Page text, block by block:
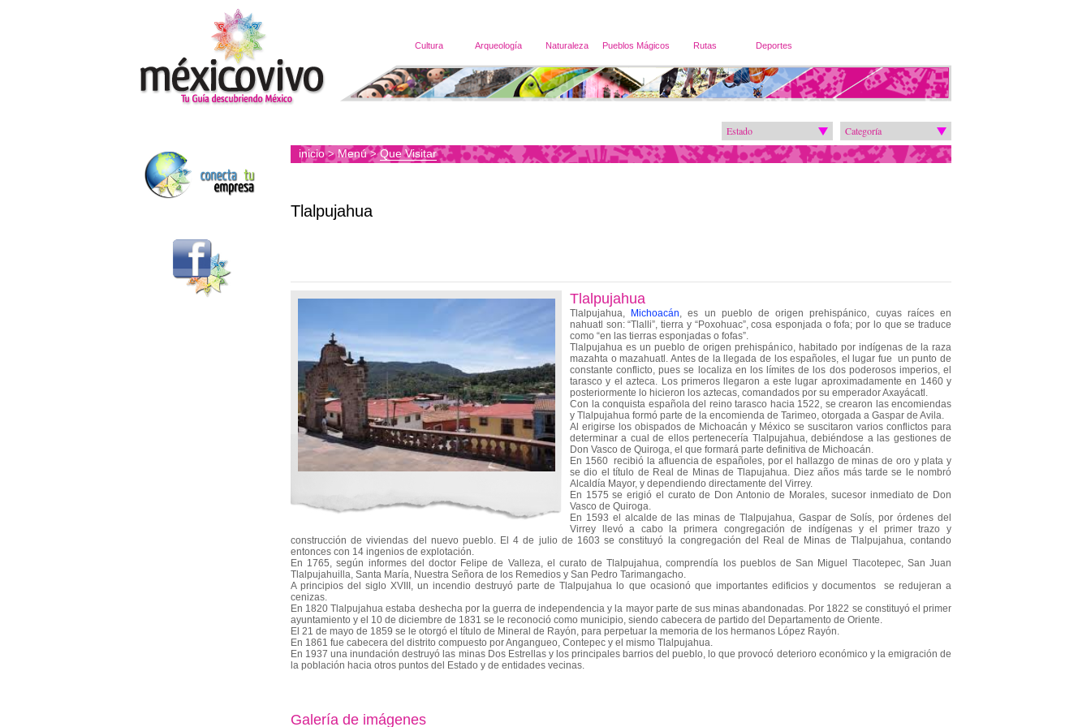
Cultura Arqueología Naturaleza Pueblos Mágicos Rutas Deportes
Estado
Categoría
inicio>Menú>Que Visitar
Tlalpujahua
Tlalpujahua
Tlalpujahua, Michoacán, es un pueblo de origen prehispánico, cuyas raíces en
nahuatl son: “Tlalli”, tierra y “Poxohuac”, cosa esponjada o fofa; por lo que se traduce
como “en las tierras esponjadas o fofas”.
Tlalpujahua es un pueblo de origen prehispánico, habitado por indígenas de la raza
mazahta o mazahuatl. Antes de la llegada de los españoles, el lugar fue un punto de
constante conflicto, pues se localiza en los límites de los dos poderosos imperios, el
tarasco y el azteca. Los primeros llegaron a este lugar aproximadamente en 1460 y
posteriormente lo hicieron los aztecas, comandados por su emperador Axayácatl.
Con la conquista española del reino tarasco hacia 1522, se crearon las encomiendas
y Tlalpujahua formó parte de la encomienda de Tarimeo, otorgada a Gaspar de Avila.
Al erigirse los obispados de Michoacán y México se suscitaron varios conflictos para
determinar a cual de ellos pertenecería Tlalpujahua, debiéndose a las gestiones de
Don Vasco de Quiroga, el que formará parte definitiva de Michoacán.
En 1560 recibió la afluencia de españoles, por el hallazgo de minas de oro y plata y
se dio el título de Real de Minas de Tlapujahua. Diez años más tarde se le nombró
Alcaldía Mayor, y dependiendo directamente del Virrey.
En 1575 se erigió el curato de Don Antonio de Morales, sucesor inmediato de Don
Vasco de Quiroga.
En 1593 el alcalde de las minas de Tlalpujahua, Gaspar de Solís, por órdenes del
Virrey llevó a cabo la primera congregación de indígenas y el primer trazo y
construcción de viviendas del nuevo pueblo. El 4 de julio de 1603 se constituyó la congregación del Real de Minas de Tlalpujahua, contando
entonces con 14 ingenios de explotación.
En 1765, según informes del doctor Felipe de Valleza, el curato de Tlalpujahua, comprendía los pueblos de San Miguel Tlacotepec, San Juan
Tlalpujahuilla, Santa María, Nuestra Señora de los Remedios y San Pedro Tarimangacho.
A principios del siglo XVIII, un incendio destruyó parte de Tlalpujahua lo que ocasionó que importantes edificios y documentos se redujeran a
cenizas.
En 1820 Tlalpujahua estaba deshecha por la guerra de independencia y la mayor parte de sus minas abandonadas. Por 1822 se constituyó el primer
ayuntamiento y el 10 de diciembre de 1831 se le reconoció como municipio, siendo cabecera de partido del Departamento de Oriente.
El 21 de mayo de 1859 se le otorgó el título de Mineral de Rayón, para perpetuar la memoria de los hermanos López Rayón.
En 1861 fue cabecera del distrito compuesto por Angangueo, Contepec y el mismo Tlalpujahua.
En 1937 una inundación destruyó las minas Dos Estrellas y los principales barrios del pueblo, lo que provocó deterioro económico y la emigración de
la población hacia otros puntos del Estado y de entidades vecinas.
Galería de imágenes